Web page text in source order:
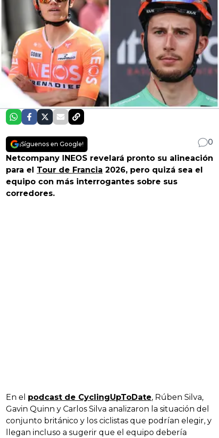
¡Síguenos en Google!
0
Netcompany INEOS revelará pronto su alineación
para el Tour de Francia 2026, pero quizá sea el
equipo con más interrogantes sobre sus
corredores.
En el podcast de CyclingUpToDate, Rúben Silva,
Gavin Quinn y Carlos Silva analizaron la situación del
conjunto británico y los ciclistas que podrían elegir, y
llegan incluso a sugerir que el equipo debería